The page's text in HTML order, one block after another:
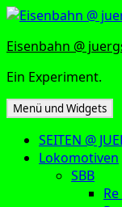
Zum
springen
Eisenbahn @
Ein Experiment.
Menü und Widgets
SEITEN @
Lokomotiven
SBB